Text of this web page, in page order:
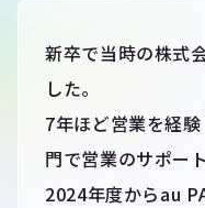
新卒で当時の株式
した。
7年ほど営業を経
門で営業のサポー
2024年度からau